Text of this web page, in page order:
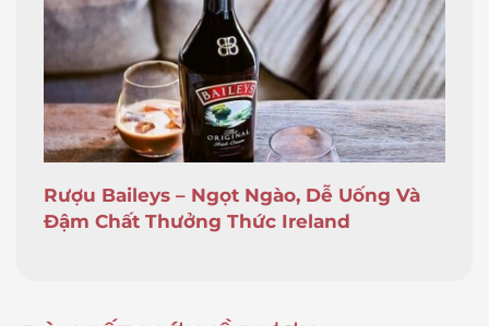
Rượu Baileys – Ngọt Ngào, Dễ Uống Và
Đậm Chất Thưởng Thức Ireland